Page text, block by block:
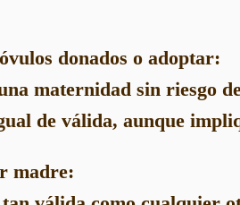
donados o adoptar:
maternidad sin riesgo
de válida, aunque
madre: